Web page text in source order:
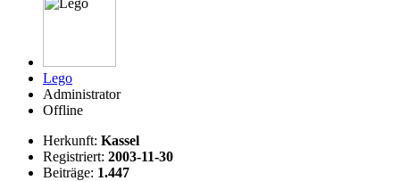
Lego
Administrator
Offline
Herkunft: Kassel
Registriert: 2003-11-30
Beiträge: 1.447